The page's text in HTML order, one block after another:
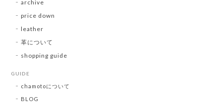
archive
price down
leather
革について
shopping guide
GUIDE
chamotoについて
BLOG